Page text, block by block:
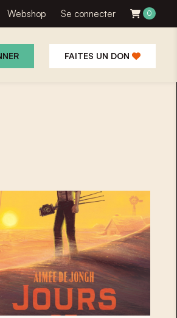
Webshop Se connecter 0
FAITES UN DON